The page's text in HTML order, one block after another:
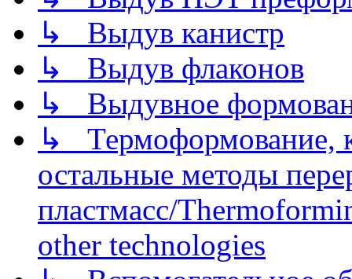
↳ Выдув канистр
↳ Выдув флаконов
↳ Выдувное
↳ Термоформование,
остальные методы
пластмасс/
other technologies